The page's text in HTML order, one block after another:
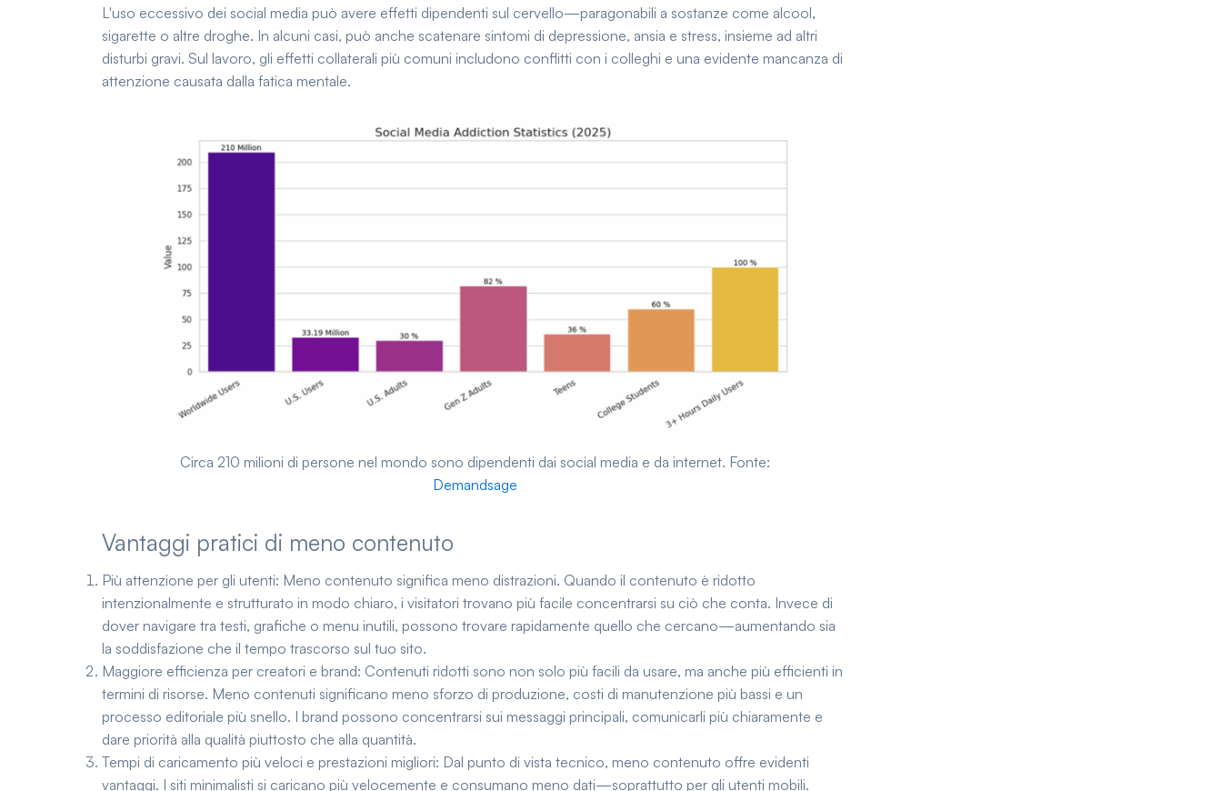
L'uso eccessivo dei social media può avere effetti dipendenti sul cervello—paragonabili a sostanze come alcool,
sigarette o altre droghe. In alcuni casi, può anche scatenare sintomi di depressione, ansia e stress, insieme ad altri
disturbi gravi. Sul lavoro, gli effetti collaterali più comuni includono conflitti con i colleghi e una evidente mancanza di
attenzione causata dalla fatica mentale.
Circa 210 milioni di persone nel mondo sono dipendenti dai social media e da internet. Fonte:
Demandsage
Vantaggi pratici di meno contenuto
Più attenzione per gli utenti: Meno contenuto significa meno distrazioni. Quando il contenuto è ridotto
intenzionalmente e strutturato in modo chiaro, i visitatori trovano più facile concentrarsi su ciò che conta. Invece di
dover navigare tra testi, grafiche o menu inutili, possono trovare rapidamente quello che cercano—aumentando sia
la soddisfazione che il tempo trascorso sul tuo sito.
Maggiore efficienza per creatori e brand: Contenuti ridotti sono non solo più facili da usare, ma anche più efficienti in
termini di risorse. Meno contenuti significano meno sforzo di produzione, costi di manutenzione più bassi e un
processo editoriale più snello. I brand possono concentrarsi sui messaggi principali, comunicarli più chiaramente e
dare priorità alla qualità piuttosto che alla quantità.
Tempi di caricamento più veloci e prestazioni migliori: Dal punto di vista tecnico, meno contenuto offre evidenti
vantaggi. I siti minimalisti si caricano più velocemente e consumano meno dati—soprattutto per gli utenti mobili.